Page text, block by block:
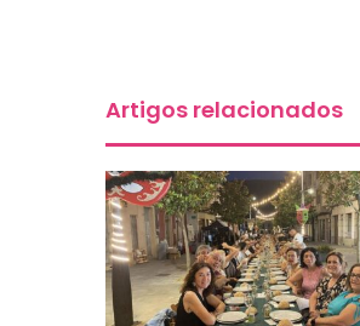
Artigos relacionados